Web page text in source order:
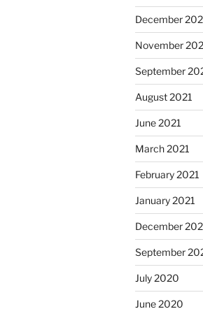
December
November
September
August 2021
June 2021
March 2021
February 2021
January 2021
December
September
July 2020
June 2020